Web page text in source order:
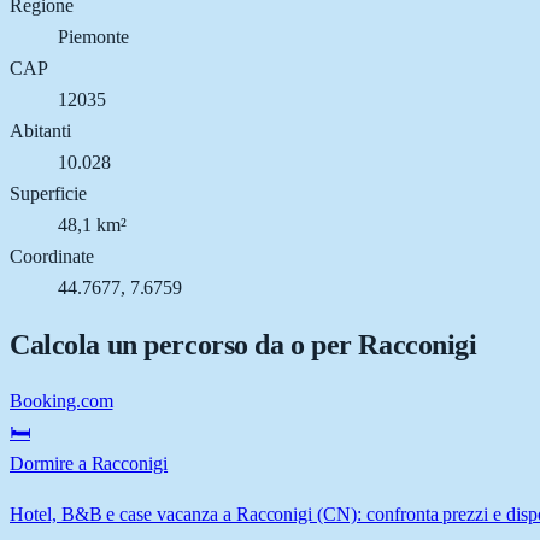
Regione
Piemonte
CAP
12035
Abitanti
10.028
Superficie
48,1 km²
Coordinate
44.7677, 7.6759
Calcola un percorso da o perRacconigi
Booking.com
🛏️
Dormire a Racconigi
Hotel, B&B e case vacanza a Racconigi (CN): confronta prezzi e